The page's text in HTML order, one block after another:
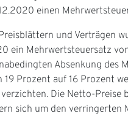
einen
und Verträgen
ein Mehrwertsteuersatz
Absenkung des
19 Prozent auf 16 Prozent
Die Netto-Preise
sich um den verringerten